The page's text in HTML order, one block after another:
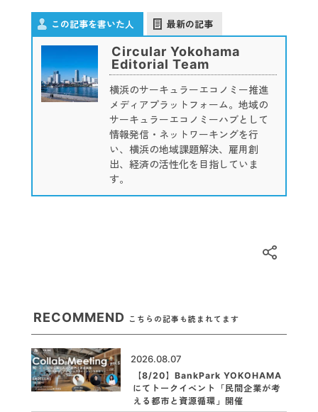
この記事を書いた人 最新の記事
Circular Yokohama
Editorial Team
横浜のサーキュラーエコノミー推進
メディアプラットフォーム。地域の
サーキュラーエコノミーハブとして
情報発信・ネットワーキングを行
い、横浜の地域課題解決、雇用創
出、経済の活性化を目指していま
す。
RECOMMEND こちらの記事も読まれてます
2026.08.07
【8/20】BankPark YOKOHAMA
にてトークイベント「民間企業が考
える都市と資源循環」開催